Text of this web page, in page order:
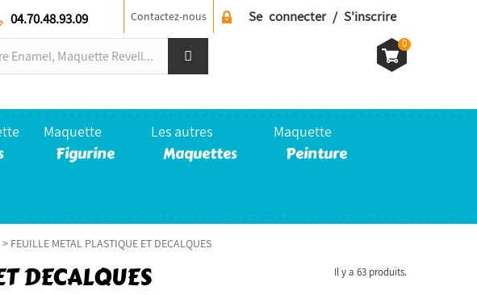
Se connecter / S'inscrire
Contactez-nous
04.70.48.93.09
0
Maquette
Figurine
Les autres
Maquettes
Maquette
Peinture
> FEUILLE METAL PLASTIQUE ET DECALQUES
DECALQUES Il y a 63 produits.